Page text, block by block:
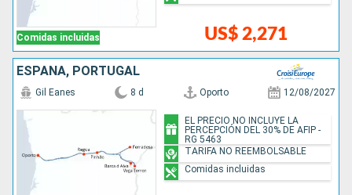
Comidas incluidas US$ 2,271
ESPAÑA, PORTUGAL
Gil Eanes 8 d Oporto 12/08/2027
EL PRECIO NO INCLUYE LA
PERCEPCIÓN DEL 30% DE AFIP -
RG 5463
TARIFA NO REEMBOLSABLE
Comidas incluidas